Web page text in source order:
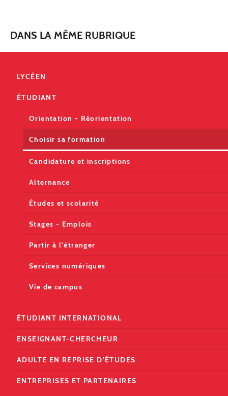
DANS LA MÊME RUBRIQUE
LYCÉEN
ÉTUDIANT
Orientation - Réorientation
Choisir sa formation
Candidature et inscriptions
Alternance
Études et scolarité
Stages - Emplois
Partir à l'étranger
Services numériques
Vie de campus
ÉTUDIANT INTERNATIONAL
ENSEIGNANT-CHERCHEUR
ADULTE EN REPRISE D'ÉTUDES
ENTREPRISES ET PARTENAIRES